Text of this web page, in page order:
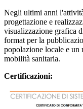
Negli ultimi anni
progettazione e
visualizzazione grafica
format per la
popolazione locale e un
mobilità sanitaria.
Certificazioni: